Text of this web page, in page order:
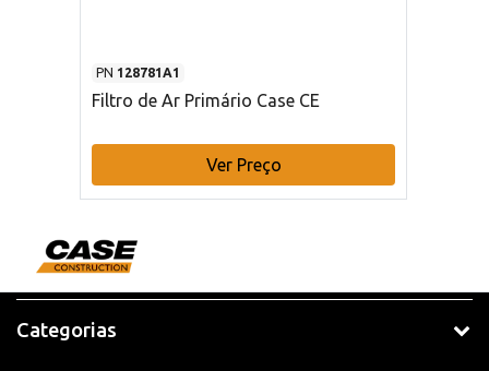
PN 128781A1
Filtro de Ar Primário Case CE
Ver Preço
Categorias